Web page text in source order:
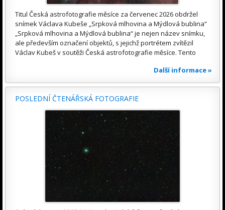
Titul Česká astrofotografie měsíce za červenec 2026 obdržel
snímek Václava Kubeše „Srpková mlhovina a Mýdlová bublina“
„Srpková mlhovina a Mýdlová bublina“ je nejen název snímku,
ale především označení objektů, s jejichž portrétem zvítězil
Václav Kubeš v soutěži Česká astrofotografie měsíce. Tento
Další informace »
POSLEDNÍ ČTENÁŘSKÁ FOTOGRAFIE